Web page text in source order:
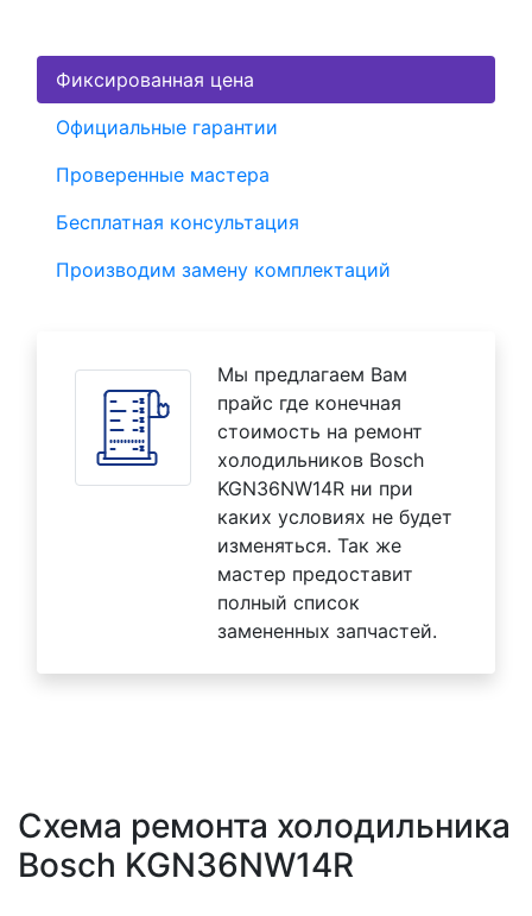
Фиксированная цена
Официальные гарантии
Проверенные мастера
Бесплатная консультация
Производим замену комплектаций
Мы предлагаем Вам
прайс где конечная
стоимость на ремонт
холодильников Bosch
KGN36NW14R ни при
каких условиях не будет
изменяться. Так же
мастер предоставит
полный список
замененных запчастей.
Схема ремонта холодильника
Bosch KGN36NW14R